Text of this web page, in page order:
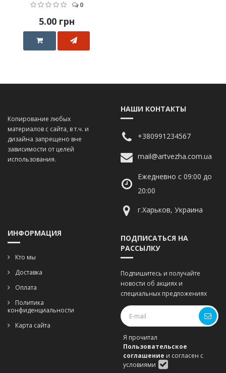
0
5.00 грн
Копирование любых
материалов с сайта, в т.ч. и
дизайна запрещено вне
зависимости от целей
использования.
НАШИ КОНТАКТЫ
+380991234567
mail@artvezha.com.ua
Ежедневно с 09:00 до
20:00
г.Харьков, Украина
ИНФОРМАЦИЯ
Кто мы
Доставка
Оплата
Политика
конфиденциальности
Карта сайта
ПОДПИСАТЬСЯ НА
РАССЫЛКУ
Подпишитесь и получайте
новости об акциях и
специальных предложениях
Я прочитал
Пользовательское
соглашение и согласен с
условиями